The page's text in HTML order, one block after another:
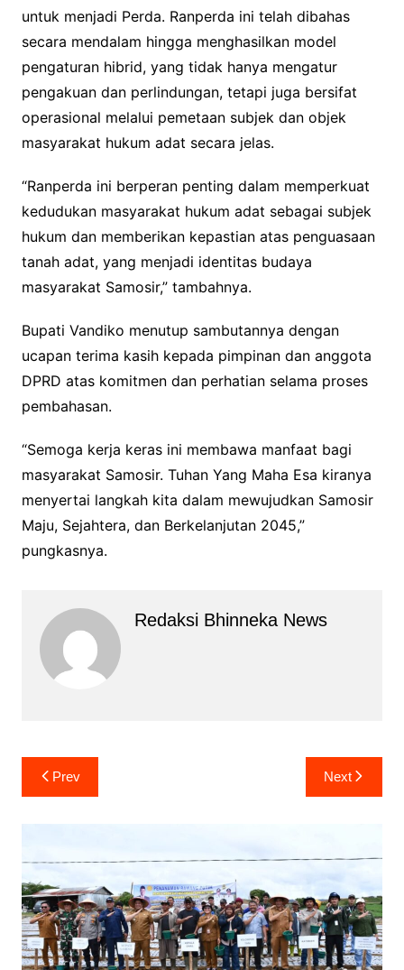
untuk menjadi Perda. Ranperda ini telah dibahas
secara mendalam hingga menghasilkan model
pengaturan hibrid, yang tidak hanya mengatur
pengakuan dan perlindungan, tetapi juga bersifat
operasional melalui pemetaan subjek dan objek
masyarakat hukum adat secara jelas.
“Ranperda ini berperan penting dalam memperkuat
kedudukan masyarakat hukum adat sebagai subjek
hukum dan memberikan kepastian atas penguasaan
tanah adat, yang menjadi identitas budaya
masyarakat Samosir,” tambahnya.
Bupati Vandiko menutup sambutannya dengan
ucapan terima kasih kepada pimpinan dan anggota
DPRD atas komitmen dan perhatian selama proses
pembahasan.
“Semoga kerja keras ini membawa manfaat bagi
masyarakat Samosir. Tuhan Yang Maha Esa kiranya
menyertai langkah kita dalam mewujudkan Samosir
Maju, Sejahtera, dan Berkelanjutan 2045,”
pungkasnya.
Redaksi Bhinneka News
Navigasi
pos
Prev Next